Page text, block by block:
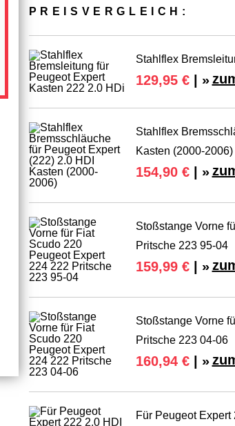
PREIS­VER­GLEICH:
Stahlflex
129,95 €| »
Stahlflex
Kasten (2000-2006)
154,90 €| »
Stoßstange Vorne
Pritsche 223 95-04
159,99 €| »
Stoßstange Vorne
Pritsche 223 04-06
160,94 €| »
Für Peugeot